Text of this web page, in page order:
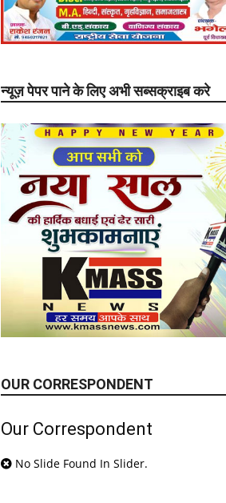
न्यूज़ पेपर पाने के लिए अभी सब्सक्राइब करे
OUR CORRESPONDENT
Our Correspondent
No Slide Found In Slider.